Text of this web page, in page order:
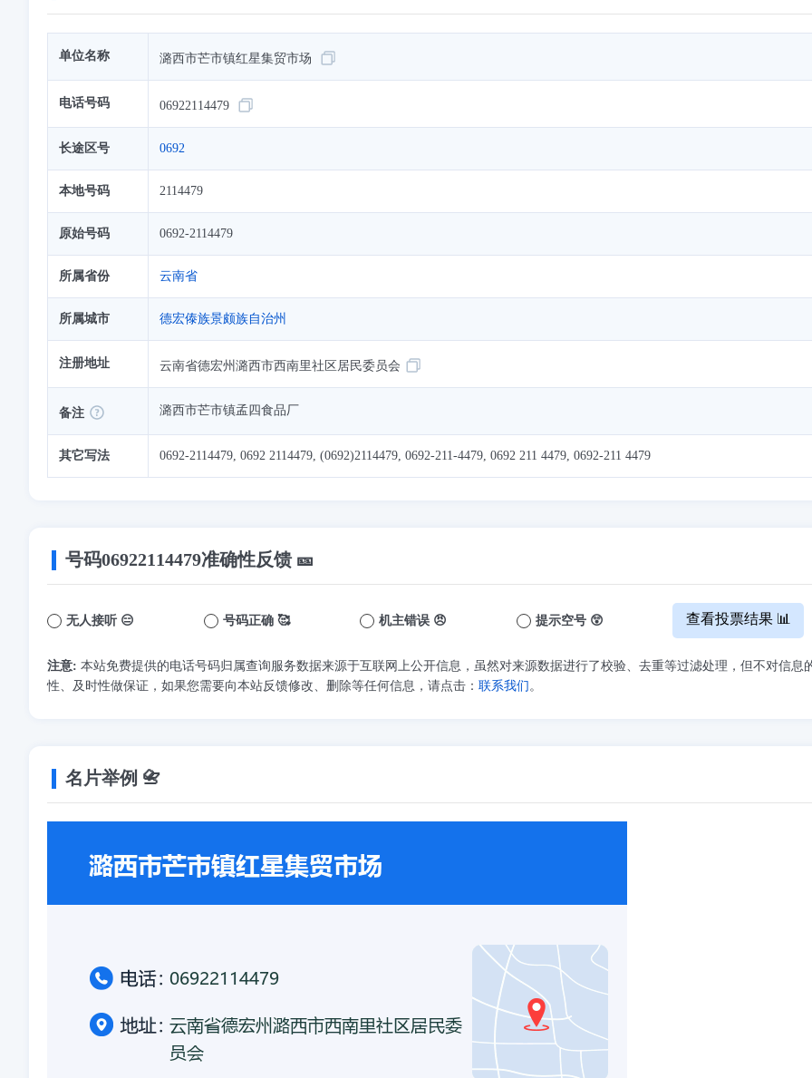
单位名称 潞西市芒市镇红星集贸市场
电话号码 06922114479
长途区号 0692
本地号码 2114479
原始号码 0692-2114479
所属省份 云南省
所属城市 德宏傣族景颇族自治州
注册地址 云南省德宏州潞西市西南里社区居民委员会
备注 潞西市芒市镇孟四食品厂
其它写法 0692-2114479, 0692 2114479, (0692)2114479, 0692-211-4479, 0692 211 4479, 0692-211 4479
号码06922114479准确性反馈 🎫
无人接听 😑 号码正确 🥰 机主错误 😠 提示空号 😲 查看投票结果 📊
注意: 本站免费提供的电话号码归属查询服务数据来源于互联网上公开信息，虽然对来源数据进行了校验、去重等过滤处理，但不对信息
性、及时性做保证，如果您需要向本站反馈修改、删除等任何信息，请点击： 联系我们 。
名片举例 📇